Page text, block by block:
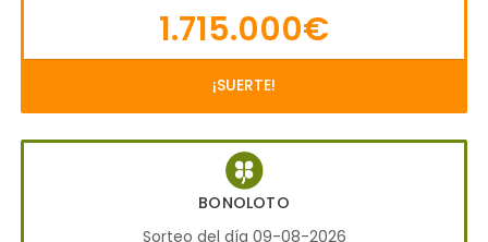
1.715.000€
¡SUERTE!
BONOLOTO
Sorteo del día 09-08-2026